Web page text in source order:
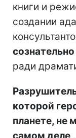
книги и
создании
ради
которой
планете, не
самом деле .